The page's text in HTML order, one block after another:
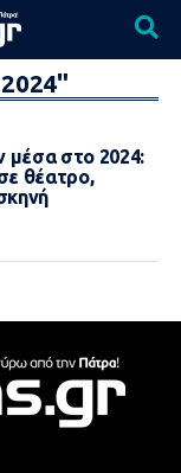
μέσα στο 2024:
θέατρο,